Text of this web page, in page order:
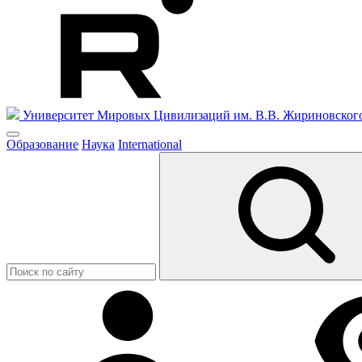
Университет Мировых Цивилизаций им. В.В.
Образование Наука International